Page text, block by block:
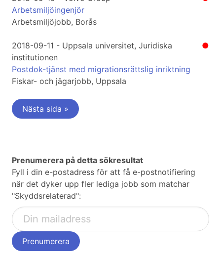
Arbetsmiljöingenjör
Arbetsmiljöjobb, Borås
●
2018-09-11 - Uppsala universitet, Juridiska
institutionen
Postdok-tjänst med migrationsrättslig inriktning
Fiskar- och jägarjobb, Uppsala
Nästa sida »
Prenumerera på detta sökresultat
Fyll i din e-postadress för att få e-postnotifiering
när det dyker upp fler lediga jobb som matchar
"Skyddsrelaterad":